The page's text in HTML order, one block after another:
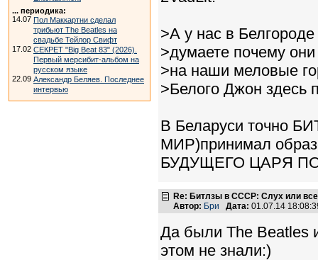
... периодика:
14.07 Пол Маккартни сделал
трибьют The Beatles на
свадьбе Тейлор Свифт
17.02 СЕКРЕТ "Big Beat 83" (2026).
Первый мерсибит-альбом на
русском языке
22.09 Александр Беляев. Последнее
интервью
>А у нас в
>думаете почему
>на наши меловые
>Белого Джон здесь
В Беларуси точно
МИР)принимал
БУДУЩЕГО ЦАРЯ
Re: Битлзы в СССР: Слух или
Автор: Бри Дата: 01.07.14
Да были The Beatles
этом не знали:)